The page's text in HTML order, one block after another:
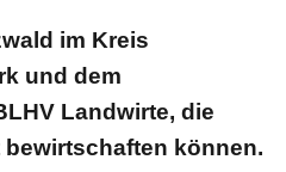
im Kreis
und dem
Landwirte, die
können.